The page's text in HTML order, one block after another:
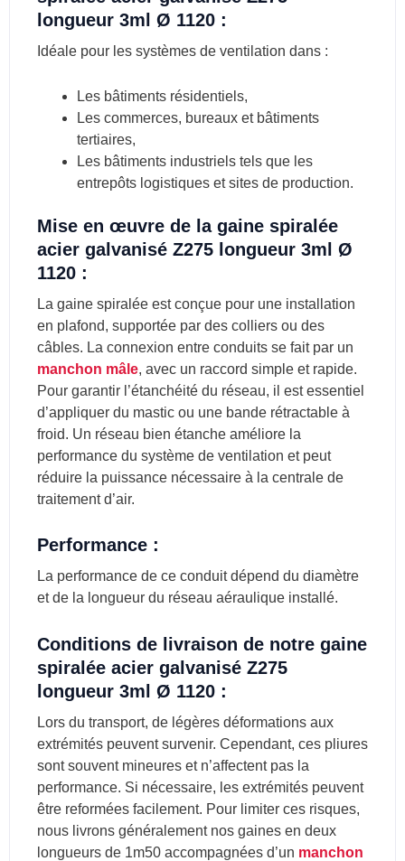
longueur 3ml Ø 1120 :
Idéale pour les systèmes de ventilation dans :
Les bâtiments résidentiels,
Les commerces, bureaux et bâtiments
tertiaires,
Les bâtiments industriels tels que les
entrepôts logistiques et sites de production.
Mise en œuvre de la gaine spiralée
acier galvanisé Z275 longueur 3ml Ø
1120 :
La gaine spiralée est conçue pour une installation
en plafond, supportée par des colliers ou des
câbles. La connexion entre conduits se fait par un
manchon mâle, avec un raccord simple et rapide.
Pour garantir l’étanchéité du réseau, il est essentiel
d’appliquer du mastic ou une bande rétractable à
froid. Un réseau bien étanche améliore la
performance du système de ventilation et peut
réduire la puissance nécessaire à la centrale de
traitement d’air.
Performance :
La performance de ce conduit dépend du diamètre
et de la longueur du réseau aéraulique installé.
Conditions de livraison de notre gaine
spiralée acier galvanisé Z275
longueur 3ml Ø 1120 :
Lors du transport, de légères déformations aux
extrémités peuvent survenir. Cependant, ces pliures
sont souvent mineures et n’affectent pas la
performance. Si nécessaire, les extrémités peuvent
être reformées facilement. Pour limiter ces risques,
nous livrons généralement nos gaines en deux
longueurs de 1m50 accompagnées d’un manchon